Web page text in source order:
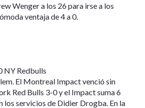
Wenger a los 26 para irse a los
ventaja de 4 a 0.
NY Redbulls
El Montreal Impact venció sin
Red Bulls 3-0 y el Impact suma 6
los servicios de Didier Drogba. En la